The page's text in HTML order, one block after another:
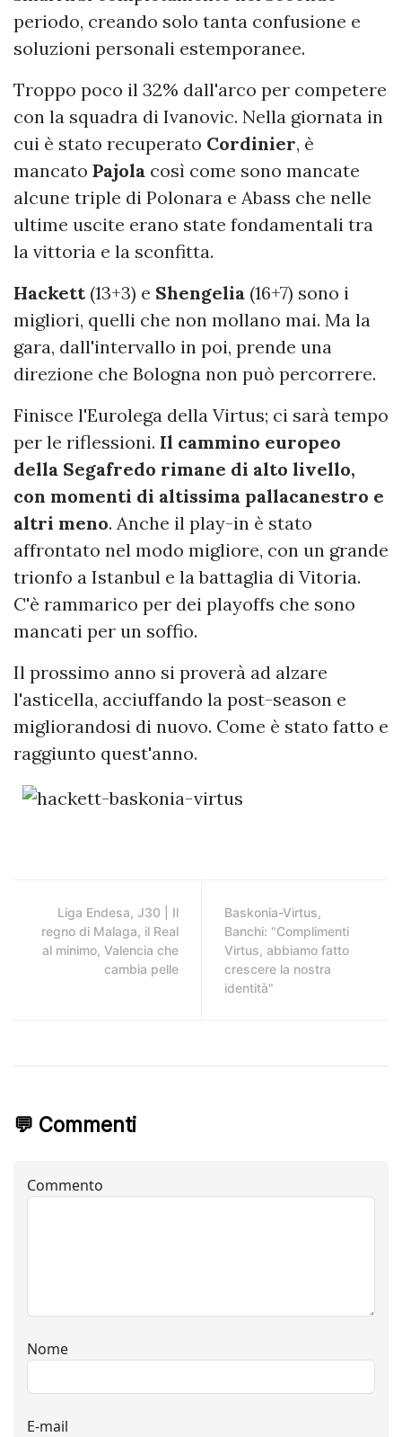
periodo, creando solo tanta confusione e
soluzioni personali estemporanee.
Troppo poco il 32% dall'arco per competere
con la squadra di Ivanovic. Nella giornata in
cui è stato recuperato Cordinier, è
mancato Pajola così come sono mancate
alcune triple di Polonara e Abass che nelle
ultime uscite erano state fondamentali tra
la vittoria e la sconfitta.
Hackett (13+3) e Shengelia (16+7) sono i
migliori, quelli che non mollano mai. Ma la
gara, dall'intervallo in poi, prende una
direzione che Bologna non può percorrere.
Finisce l'Eurolega della Virtus; ci sarà tempo
per le riflessioni. Il cammino europeo
della Segafredo rimane di alto livello,
con momenti di altissima pallacanestro e
altri meno. Anche il play-in è stato
affrontato nel modo migliore, con un grande
trionfo a Istanbul e la battaglia di Vitoria.
C'è rammarico per dei playoffs che sono
mancati per un soffio.
Il prossimo anno si proverà ad alzare
l'asticella, acciuffando la post-season e
migliorandosi di nuovo. Come è stato fatto e
raggiunto quest'anno.
Liga Endesa, J30 | Il
regno di Malaga, il Real
al minimo, Valencia che
cambia pelle
Baskonia-Virtus,
Banchi: "Complimenti
Virtus, abbiamo fatto
crescere la nostra
identità"
💬 Commenti